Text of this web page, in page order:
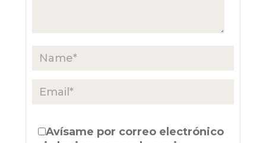
Avísame por correo electrónico